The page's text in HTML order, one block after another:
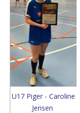
U17 Piger - Caroline
Jensen